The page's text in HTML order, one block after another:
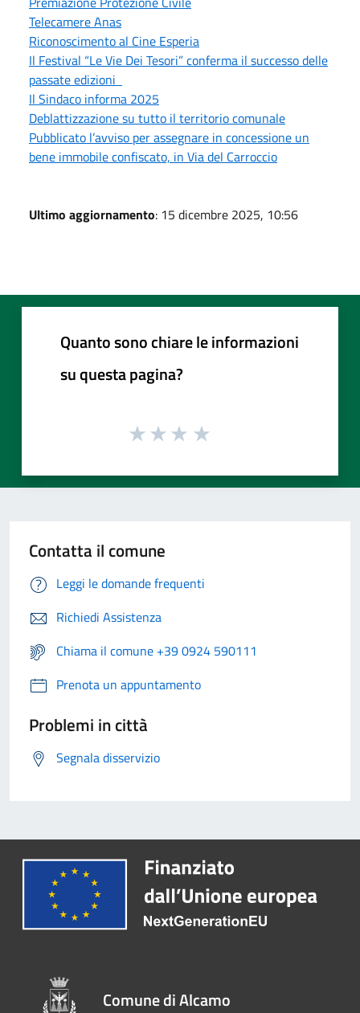
Telecamere Anas
Riconoscimento al Cine Esperia
Il Festival “Le Vie Dei Tesori” conferma il successo delle
passate edizioni
Il Sindaco informa 2025
Deblattizzazione su tutto il territorio comunale
Pubblicato l’avviso per assegnare in concessione un
bene immobile confiscato, in Via del Carroccio
Ultimo aggiornamento: 15 dicembre 2025, 10:56
Quanto sono chiare le informazioni
su questa pagina?
Contatta il comune
Leggi le domande frequenti
Richiedi Assistenza
Chiama il comune +39 0924 590111
Prenota un appuntamento
Problemi in città
Segnala disservizio
Comune di Alcamo